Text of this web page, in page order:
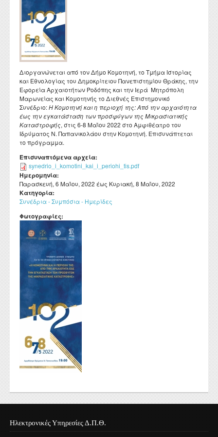
Διατελέσαντες Πρόεδροι
Ομότιμοι Καθηγητές
Διατελέσαντα μέλη ΔΕΠ
Επίτιμοι Καθηγητές
Οδηγός σπουδών προπτυχιακού προγράμματος
Διάρκεια φοίτησης
Κατατακτήριες εξετάσεις
Τοπική Ιστορία, Πολιτισμός και Προστασία της
Αρχιτεκτονικής Κληρονομιάς: Διεπιστημονικές
Προσεγγίσεις και Ψηφιακές Εφαρμογές
Πολιτισμικές Σπουδές: Νέος Ελληνισμός και Βαλκάνια
Ωρολόγιο Πρόγραμμα
Πρόγραμμα Εξεταστικής
Σύμβουλος σπουδών
ΔΟΑΤΑΠ
Εργαστήριο Νεότερης και Σύγχρονης Ιστορίας
Εργαστήριο Βυζαντινών και Μεταβυζαντινών Ερευνών
Εργαστήριο Τεχνολογίας, Έρευνας και Εφαρμογών στην
Εκπαίδευση
Υγειονομική περίθαλψη
Δομή Συμβουλευτικής και Προσβασιμότητας
Σύλλογος αποφοίτων
Συνέδρια - Ημερίδες Τμήματος
Δραστηριότητες Τμήματος
Απολογισμοί πεπραγμένων του Τμήματος
Έντυπα
Κανονισμός Προπτυχιακού Προγράμματος Σπουδών
Κανονισμός ακαδημαϊκού συμβούλου σπουδών
Κανονισμός Προπτυχιακών Διπλωματικών Εργασιών
Κανονισμός Διδακτορικών Σπουδών
Κανονισμός Εκπόνησης Μεταδιδακτορικής Έρευνας
Κανονισμός Βιβλιοθήκης
Ο θεσμός του "Ακροατή Πανεπιστημιακών Μαθημάτων"
Επικοινωνία
Διοργανώνεται από τον Δήμο Κομοτηνή, το Τμήμα Ιστορίας
και Εθνολογίας του Δημοκρίτειου Πανεπιστημίου Θράκης, την
Εφορεία Αρχαιοτήτων Ροδόπης και την Ιερά Μητρόπολη
Μαρωνείας και Κομοτηνής το Διεθνές Επιστημονικό
Συνέδριο:Η Κομοτηνή και η περιοχή της: Από την αρχαιότητα
έως την εγκατάσταση των προσφύγων της Μικρασιατικής
Καταστροφής, στις 6-8 Μαΐου 2022 στο Αμφιθέατρο του
Ιδρύματος Ν. Παπανικολάου στην Κομοτηνή. Επισυνάπτεται
το πρόγραμμα.
Επισυναπτόμενα αρχεία:
synedrio_i_komotini_kai_i_periohi_tis.pdf
Ημερομηνία:
Παρασκευή, 6 Μαΐου, 2022 έως Κυριακή, 8 Μαΐου, 2022
Κατηγορία:
Συνέδρια - Συμπόσια - Ημερίδες
Φωτογραφίες:
Ηλεκτρονικές Υπηρεσίες Δ.Π.Θ.